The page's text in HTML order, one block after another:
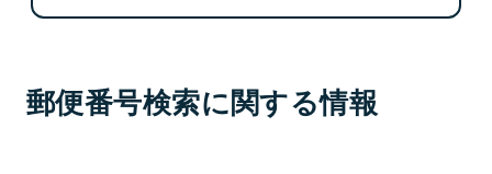
郵便番号検索に関する情報